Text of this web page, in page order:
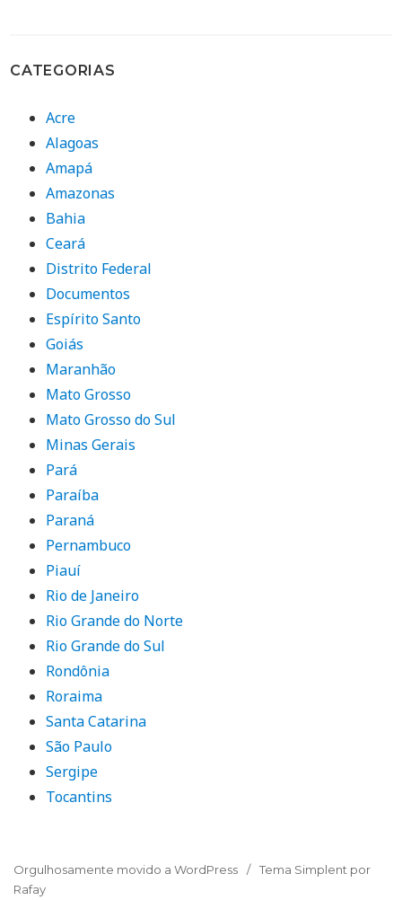
CATEGORIAS
Acre
Alagoas
Amapá
Amazonas
Bahia
Ceará
Distrito Federal
Documentos
Espírito Santo
Goiás
Maranhão
Mato Grosso
Mato Grosso do Sul
Minas Gerais
Pará
Paraíba
Paraná
Pernambuco
Piauí
Rio de Janeiro
Rio Grande do Norte
Rio Grande do Sul
Rondônia
Roraima
Santa Catarina
São Paulo
Sergipe
Tocantins
Orgulhosamente movido a WordPress
Tema Simplent por
Rafay